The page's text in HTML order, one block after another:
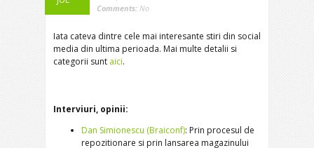
Comments: No
Iata cateva dintre cele mai interesante stiri din social
media din ultima perioada. Mai multe detalii si
categorii sunt aici.
Interviuri, opinii:
Dan Simionescu (Braiconf): Prin procesul de
repozitionare si prin lansarea magazinului